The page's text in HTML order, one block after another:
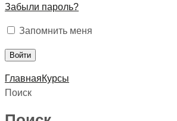
Забыли пароль?
Запомнить меня
ГлавнаяКурсы
Поиск